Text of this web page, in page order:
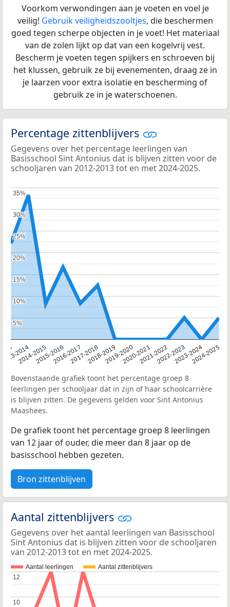
Voorkom verwondingen aan je voeten en voel je
veilig! Gebruik veiligheidszooltjes, die beschermen
goed tegen scherpe objecten in je voet! Het materiaal
van de zolen lijkt op dat van een kogelvrij vest.
Bescherm je voeten tegen spijkers en schroeven bij
het klussen, gebruik ze bij evenementen, draag ze in
je laarzen voor extra isolatie en bescherming of
gebruik ze in je waterschoenen.
Percentage zittenblijvers
Gegevens over het percentage leerlingen van
Basisschool Sint Antonius dat is blijven zitten voor de
schooljaren van 2012-2013 tot en met 2024-2025.
2013-20142014-20152015-20162016-20172017-20182018-20192019-20202020-20212021-20222022-20232023-20242024-2025
5%
5%
10%
10%
15%
15%
20%
20%
25%
25%
30%
30%
35%
35%
Bovenstaande grafiek toont het percentage groep 8
leerlingen per schooljaar dat in zijn of haar schoolcarrière
is blijven zitten. De gegevens gelden voor Sint Antonius
Maashees.
De grafiek toont het percentage groep 8 leerlingen
van 12 jaar of ouder, die meer dan 8 jaar op de
basisschool hebben gezeten.
Bron zittenblijven
Aantal zittenblijvers
Gegevens over het aantal leerlingen van Basisschool
Sint Antonius dat is blijven zitten voor de schooljaren
van 2012-2013 tot en met 2024-2025.
Aantal leerlingen Aantal zittenblijvers
10
10
12
12